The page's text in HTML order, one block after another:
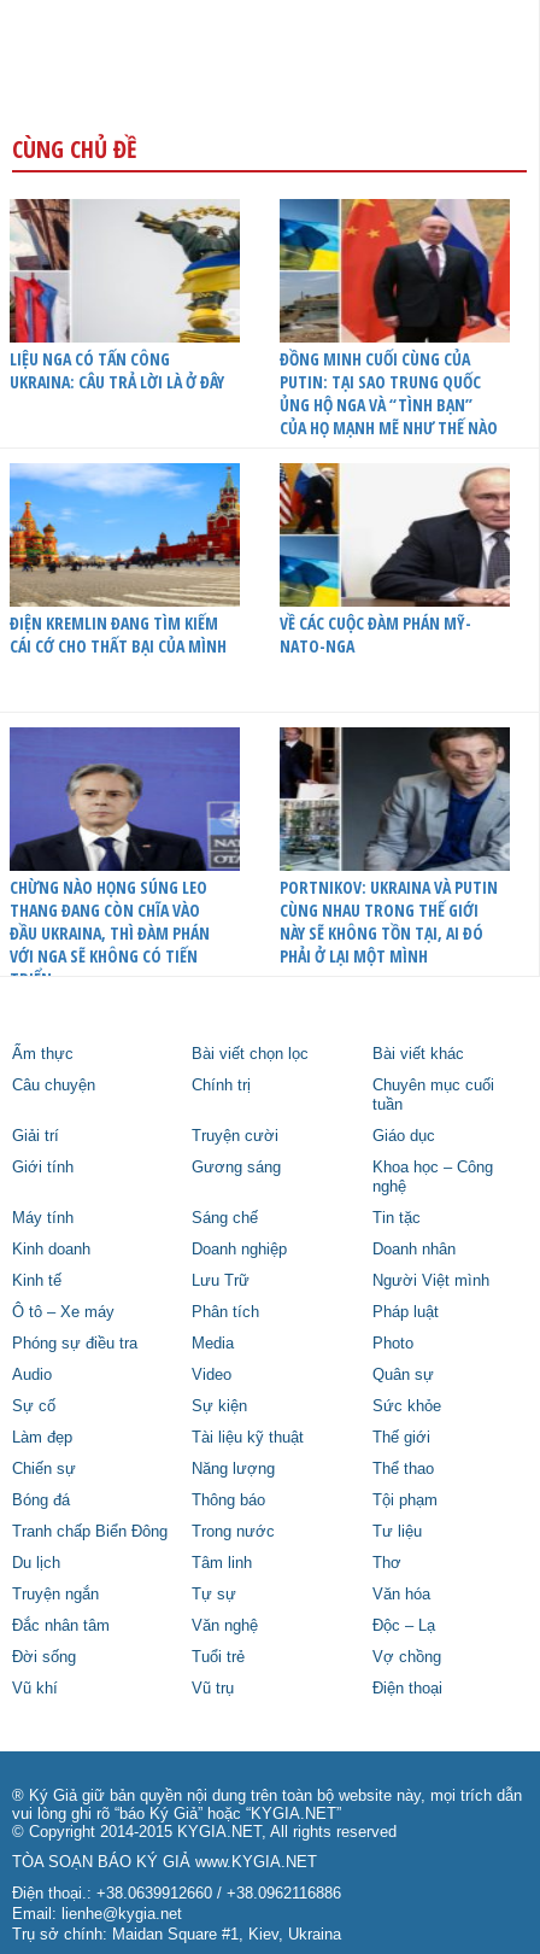
CÙNG CHỦ ĐỀ
LIỆU NGA CÓ TẤN CÔNG
UKRAINA: CÂU TRẢ LỜI LÀ Ở ĐÂY
ĐỒNG MINH CUỐI CÙNG CỦA
PUTIN: TẠI SAO TRUNG QUỐC
ỦNG HỘ NGA VÀ “TÌNH BẠN”
CỦA HỌ MẠNH MẼ NHƯ THẾ NÀO
ĐIỆN KREMLIN ĐANG TÌM KIẾM
CÁI CỚ CHO THẤT BẠI CỦA MÌNH
VỀ CÁC CUỘC ĐÀM PHÁN MỸ-
NATO-NGA
CHỪNG NÀO HỌNG SÚNG LEO
THANG ĐANG CÒN CHĨA VÀO
ĐẦU UKRAINA, THÌ ĐÀM PHÁN
VỚI NGA SẼ KHÔNG CÓ TIẾN
TRIỂN
PORTNIKOV: UKRAINA VÀ PUTIN
CÙNG NHAU TRONG THẾ GIỚI
NÀY SẼ KHÔNG TỒN TẠI, AI ĐÓ
PHẢI Ở LẠI MỘT MÌNH
Ẩm thực Bài viết chọn lọc
Bài viết khác
Câu chuyện
Chính trị
Chuyên mục cuối
tuần
Giải trí
Truyện cười
Giáo dục
Giới tính
Gương sáng
Khoa học – Công
nghệ
Máy tính
Sáng chế
Tin tặc
Kinh doanh
Doanh nghiệp
Doanh nhân
Kinh tế
Lưu Trữ
Người Việt mình
Ô tô – Xe máy
Phân tích
Pháp luật
Phóng sự điều tra
Media
Photo
Audio
Video
Quân sự
Sự cố
Sự kiện
Sức khỏe
Làm đẹp
Tài liệu kỹ thuật
Thế giới
Chiến sự
Năng lượng
Thể thao
Bóng đá
Thông báo
Tội phạm
Tranh chấp Biển Đông
Trong nước
Tư liệu
Du lịch
Tâm linh
Thơ
Truyện ngắn
Tự sự
Văn hóa
Đắc nhân tâm
Văn nghệ
Độc – Lạ
Đời sống
Tuổi trẻ
Vợ chồng
Vũ khí
Vũ trụ Điện thoại
® Ký Giả giữ bản quyền nội dung trên toàn bộ website này, mọi trích dẫn
vui lòng ghi rõ “báo Ký Giả” hoặc “KYGIA.NET”
© Copyright 2014-2015 KYGIA.NET, All rights reserved
TÒA SOẠN BÁO KÝ GIẢ www.KYGIA.NET
Điện thoại.: +38.0639912660 / +38.0962116886
Email: lienhe@kygia.net
Trụ sở chính: Maidan Square #1, Kiev, Ukraina